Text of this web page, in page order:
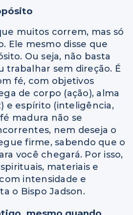
muitos correm, mas só
Ele mesmo disse que
Ou seja, não basta
trabalhar sem direção. É
fé, com objetivos
de corpo (ação), alma
e espírito (inteligência,
madura não se
nem deseja o
firme, sabendo que o
você chegará. Por isso,
materiais e
intensidade e
o Bispo Jadson.